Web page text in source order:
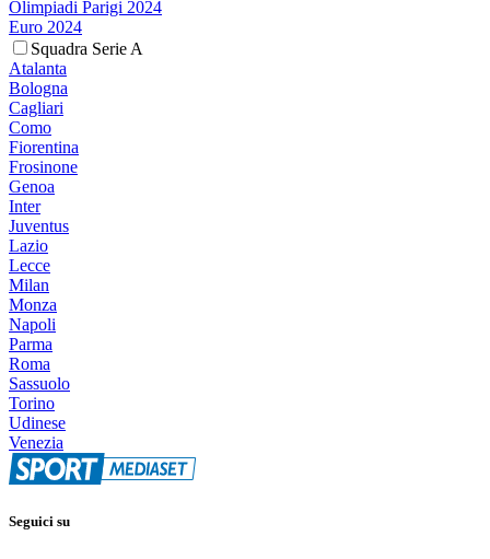
Olimpiadi Parigi 2024
Euro 2024
Squadra Serie A
Atalanta
Bologna
Cagliari
Como
Fiorentina
Frosinone
Genoa
Inter
Juventus
Lazio
Lecce
Milan
Monza
Napoli
Parma
Roma
Sassuolo
Torino
Udinese
Venezia
Seguici su